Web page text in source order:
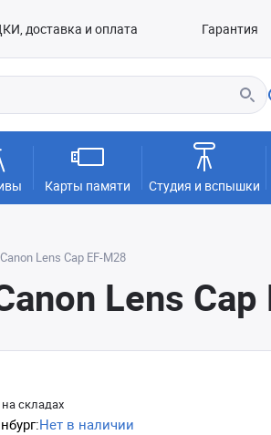
доставка и оплата Гарантия
Карты памяти Студия и вспышки
Lens Cap EF-M28
Lens Cap
складах
Нет в наличии